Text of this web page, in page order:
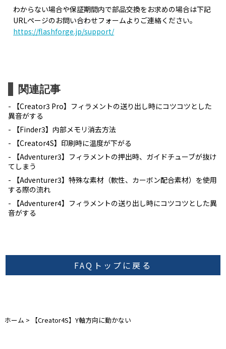
わからない場合や保証期間内で部品交換をお求めの場合は下記
URLページのお問い合わせフォームよりご連絡ください。
https://flashforge.jp/support/
関連記事
【Creator3 Pro】フィラメントの送り出し時にコツコツとした
異音がする
【Finder3】内部メモリ消去方法
【Creator4S】印刷時に温度が下がる
【Adventurer3】フィラメントの押出時、ガイドチューブが抜け
てしまう
【Adventurer3】特殊な素材（軟性、カーボン配合素材）を使用
する際の流れ
【Adventurer4】フィラメントの送り出し時にコツコツとした異
音がする
FAQトップに戻る
ホーム > 【Creator4S】Y軸方向に動かない